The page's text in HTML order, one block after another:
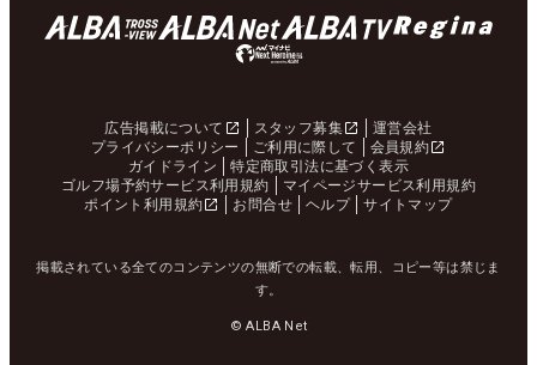
広告掲載について スタッフ募集
運営会社
プライバシーポリシー
ご利用に際して
会員規約
ガイドライン
特定商取引法に基づく表示
ゴルフ場予約サービス利用規約
マイページサービス利用規約
ポイント利用規約
お問合せ ヘルプ サイトマップ
掲載されている全てのコンテンツの無断での転載、転用、コピー等は禁じま
す。
© ALBA Net